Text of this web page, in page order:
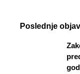
Poslednje